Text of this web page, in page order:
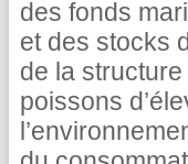
des fonds
et des stocks
de la
poissons